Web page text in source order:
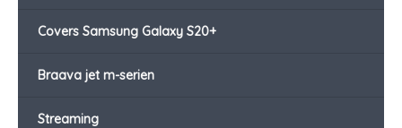
Covers Samsung Galaxy S20+
Braava jet m-serien
Streaming